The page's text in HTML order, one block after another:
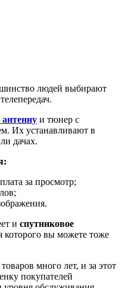
людей выбирают
и тюнер с
Их устанавливают в
дачах.
за просмотр;
и спутниковое
которого вы можете тоже
много лет, и за этот
покупателей